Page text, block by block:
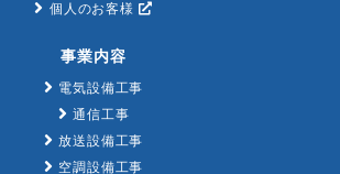
個人のお客様
事業内容
電気設備工事
通信工事
放送設備工事
空調設備工事